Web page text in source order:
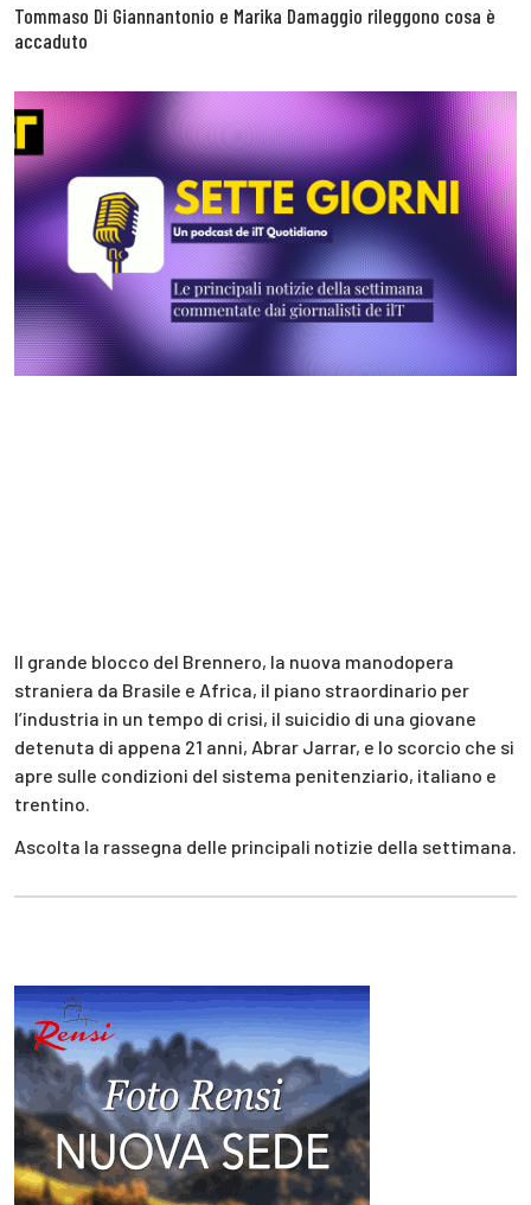
Tommaso Di Giannantonio e Marika Damaggio rileggono cosa è
accaduto
Il grande blocco del Brennero, la nuova manodopera
straniera da Brasile e Africa, il piano straordinario per
l’industria in un tempo di crisi, il suicidio di una giovane
detenuta di appena 21 anni, Abrar Jarrar, e lo scorcio che si
apre sulle condizioni del sistema penitenziario, italiano e
trentino.
Ascolta la rassegna delle principali notizie della settimana.